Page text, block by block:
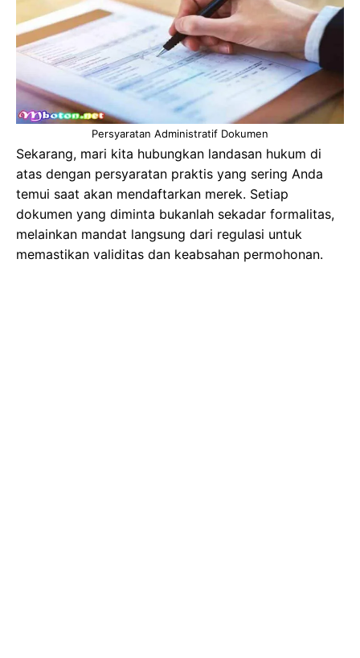
Persyaratan Administratif Dokumen
Sekarang, mari kita hubungkan landasan hukum di
atas dengan persyaratan praktis yang sering Anda
temui saat akan mendaftarkan merek. Setiap
dokumen yang diminta bukanlah sekadar formalitas,
melainkan mandat langsung dari regulasi untuk
memastikan validitas dan keabsahan permohonan.